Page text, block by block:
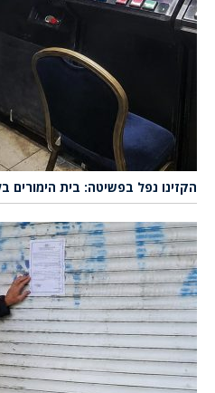
הקזינו נפל בפשיטה: בית הימורים